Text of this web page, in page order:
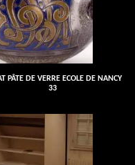
PÂTE DE VERRE ECOLE DE NANCY
33